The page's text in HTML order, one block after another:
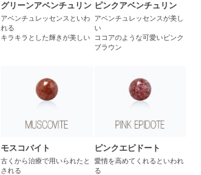
グリーンアベンチュリン
アベンチュレッセンスといわ
れる
キラキラとした輝きが美しい
ピンクアベンチュリン
アベンチュレッセンスが美し
い
ココアのような可愛いピンク
ブラウン
モスコバイト
古くから治療で用いられたと
される
ピンクエピドート
愛情を高めてくれるといわれ
る